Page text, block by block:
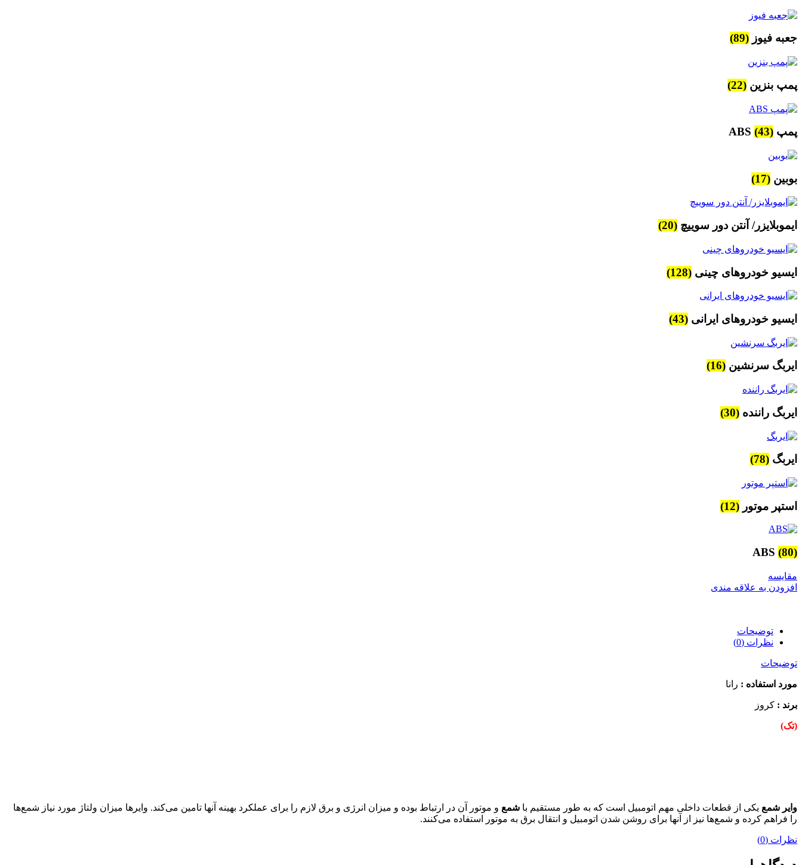
جعبه فیوز (89)
پمپ بنزین (22)
پمپ ABS (43)
بوبین (17)
ایموبلایزر/ آنتن دور سوییچ (20)
ایسیو خودروهای چینی (128)
ایسیو خودروهای ایرانی (43)
ایربگ سرنشین (16)
ایربگ راننده (30)
ایربگ (78)
استپر موتور (12)
ABS (80)
مقایسه
افزودن به علاقه مندی
توضیحات
نظرات (0)
توضیحات
مورد استفاده : رانا
برند : کروز
(تک)
وایر شمع یکی از قطعات داخلی مهم اتومبیل است که به طور مستقیم با شمع و موتور آن در ارتباط بوده و میزان انرژی و برق لازم را برای عملکرد بهینه آنها تامین می‌کند. وایرها میزان ولتاژ مورد نیاز شمع‌ها
را فراهم کرده و شمع‌ها نیز از آنها برای روشن شدن اتومبیل و انتقال برق به موتور استفاده می‌کنند.
نظرات (0)